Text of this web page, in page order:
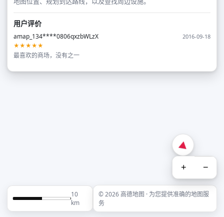
用户评价
amap_134****0806qxzbWLzX
2016-09-18
★★★★★
最喜欢的商场，没有之一
+ −
10
km
© 2026 高德地图 · 为您提供准确的地图服
务